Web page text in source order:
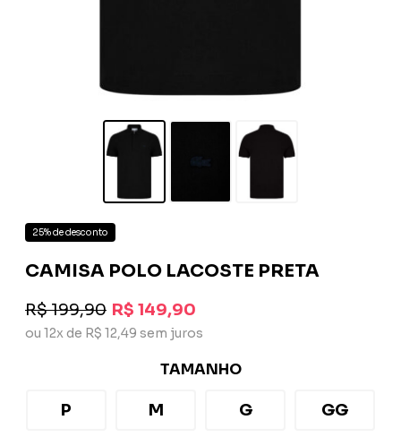
25% de desconto
CAMISA POLO LACOSTE PRETA
R$ 199,90 R$ 149,90
ou 12x de R$ 12,49 sem juros
TAMANHO
P M G GG